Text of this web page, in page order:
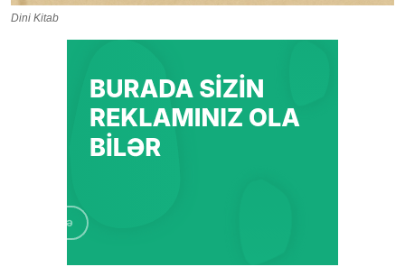
Dini Kitab